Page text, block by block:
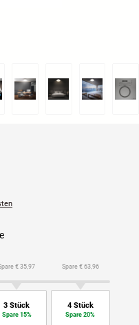
€ 35,97
3 Stück
Spare 15%
Spare € 63,96
4 Stück
Spare 20%